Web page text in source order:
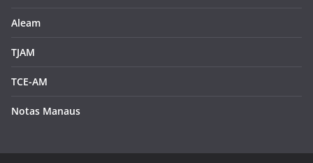
Aleam
TJAM
TCE-AM
Notas Manaus